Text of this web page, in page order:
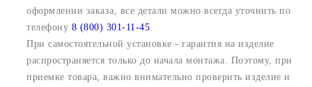
оформлении заказа, все детали можно всегда уточнить по
телефону 8 (800) 301-11-45
При самостоятельной установке - гарантия на изделие
распространяется только до начала монтажа. Поэтому, при
приемке товара, важно внимательно проверить изделие и